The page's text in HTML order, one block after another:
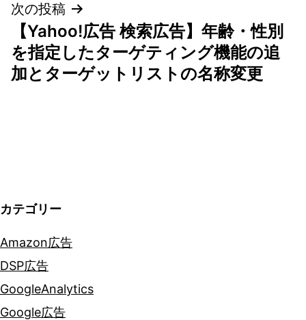
ゲ
ー
次の投稿
【Yahoo!広告 検索広告】年齢・性別
を指定したターゲティング機能の追
加とターゲットリストの名称変更
カテゴリー
Amazon広告
DSP広告
GoogleAnalytics
Google広告